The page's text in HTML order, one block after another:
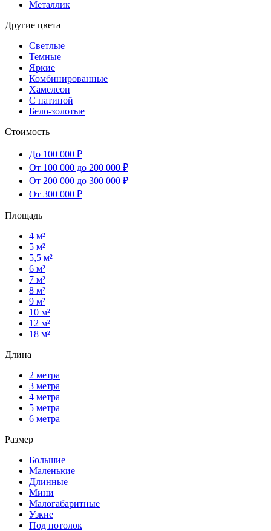
Металлик
Другие цвета
Светлые
Темные
Яркие
Комбинированные
Хамелеон
С патиной
Бело-золотые
Стоимость
До 100 000 ₽
От 100 000 до 200 000 ₽
От 200 000 до 300 000 ₽
От 300 000 ₽
Площадь
4 м²
5 м²
5,5 м²
6 м²
7 м²
8 м²
9 м²
10 м²
12 м²
18 м²
Длина
2 метра
3 метра
4 метра
5 метра
6 метра
Размер
Большие
Маленькие
Длинные
Мини
Малогабаритные
Узкие
Под потолок